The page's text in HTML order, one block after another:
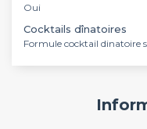
Oui
Cocktails dînatoires
Formule cocktail dinatoire